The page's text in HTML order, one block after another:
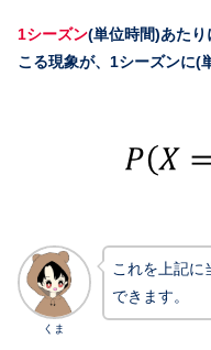
1シーズン(単位時間)あたり
こる現象が、1シーズンに(
くま
これを上記に
できます。